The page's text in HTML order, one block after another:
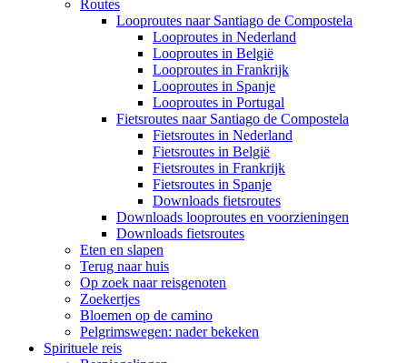
Routes
Looproutes naar Santiago de Compostela
Looproutes in Nederland
Looproutes in België
Looproutes in Frankrijk
Looproutes in Spanje
Looproutes in Portugal
Fietsroutes naar Santiago de Compostela
Fietsroutes in Nederland
Fietsroutes in België
Fietsroutes in Frankrijk
Fietsroutes in Spanje
Downloads fietsroutes
Downloads looproutes en voorzieningen
Downloads fietsroutes
Eten en slapen
Terug naar huis
Op zoek naar reisgenoten
Zoekertjes
Bloemen op de camino
Pelgrimswegen: nader bekeken
Spirituele reis